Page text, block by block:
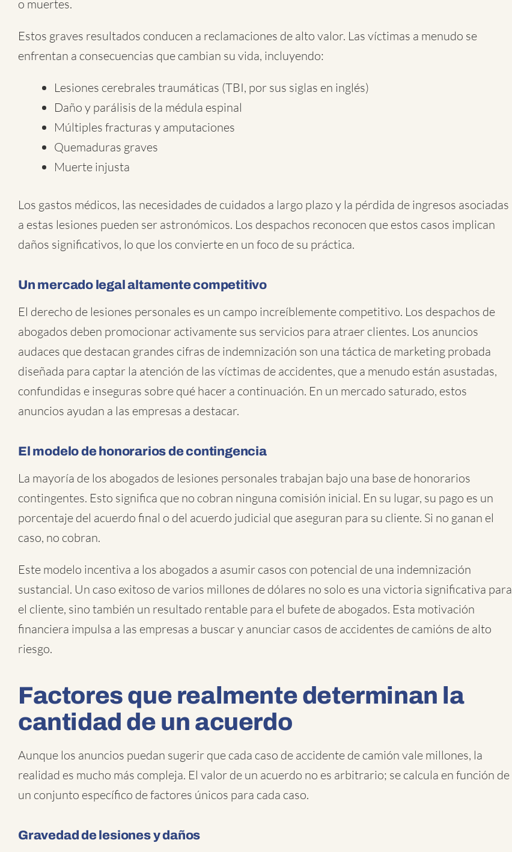
o muertes.
Estos graves resultados conducen a reclamaciones de alto valor. Las víctimas a menudo se
enfrentan a consecuencias que cambian su vida, incluyendo:
Lesiones cerebrales traumáticas (TBI, por sus siglas en inglés)
Daño y parálisis de la médula espinal
Múltiples fracturas y amputaciones
Quemaduras graves
Muerte injusta
Los gastos médicos, las necesidades de cuidados a largo plazo y la pérdida de ingresos asociadas
a estas lesiones pueden ser astronómicos. Los despachos reconocen que estos casos implican
daños significativos, lo que los convierte en un foco de su práctica.
Un mercado legal altamente competitivo
El derecho de lesiones personales es un campo increíblemente competitivo. Los despachos de
abogados deben promocionar activamente sus servicios para atraer clientes. Los anuncios
audaces que destacan grandes cifras de indemnización son una táctica de marketing probada
diseñada para captar la atención de las víctimas de accidentes, que a menudo están asustadas,
confundidas e inseguras sobre qué hacer a continuación. En un mercado saturado, estos
anuncios ayudan a las empresas a destacar.
El modelo de honorarios de contingencia
La mayoría de los abogados de lesiones personales trabajan bajo una base de honorarios
contingentes. Esto significa que no cobran ninguna comisión inicial. En su lugar, su pago es un
porcentaje del acuerdo final o del acuerdo judicial que aseguran para su cliente. Si no ganan el
caso, no cobran.
Este modelo incentiva a los abogados a asumir casos con potencial de una indemnización
sustancial. Un caso exitoso de varios millones de dólares no solo es una victoria significativa para
el cliente, sino también un resultado rentable para el bufete de abogados. Esta motivación
financiera impulsa a las empresas a buscar y anunciar casos de accidentes de camións de alto
riesgo.
Factores que realmente determinan la
cantidad de un acuerdo
Aunque los anuncios puedan sugerir que cada caso de accidente de camión vale millones, la
realidad es mucho más compleja. El valor de un acuerdo no es arbitrario; se calcula en función de
un conjunto específico de factores únicos para cada caso.
Gravedad de lesiones y daños